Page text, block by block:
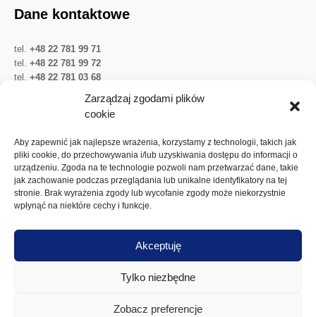
Zarządzaj zgodami plików
cookie
Aby zapewnić jak najlepsze wrażenia, korzystamy z technologii, takich jak
pliki cookie, do przechowywania i/lub uzyskiwania dostępu do informacji o
urządzeniu. Zgoda na te technologie pozwoli nam przetwarzać dane, takie
jak zachowanie podczas przeglądania lub unikalne identyfikatory na tej
stronie. Brak wyrażenia zgody lub wycofanie zgody może niekorzystnie
wpłynąć na niektóre cechy i funkcje.
Akceptuję
Tylko niezbędne
Zobacz preferencje
Dane kontaktowe
tel. +48 22 781 99 71
tel. +48 22 781 99 72
tel. +48 22 781 03 68
LinkedIn
YouTube
Ważne linki
Ochrona danych osobowych
Akcje Spółki
Walne zgromadzenia